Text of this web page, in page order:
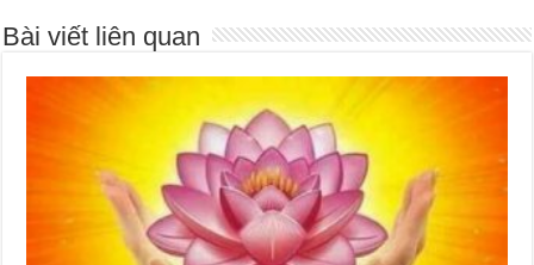
Bài viết liên quan